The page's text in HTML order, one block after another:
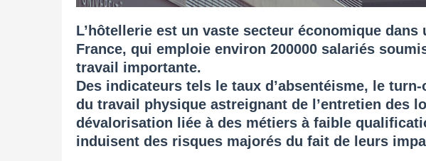
L’hôtellerie est un vaste secteur économique
France, qui emploie environ 200000 salariés
travail importante.
Des indicateurs tels le taux d’absentéisme, le
du travail physique astreignant de l’entretien des
dévalorisation liée à des métiers à faible
induisent des risques majorés du fait de leurs